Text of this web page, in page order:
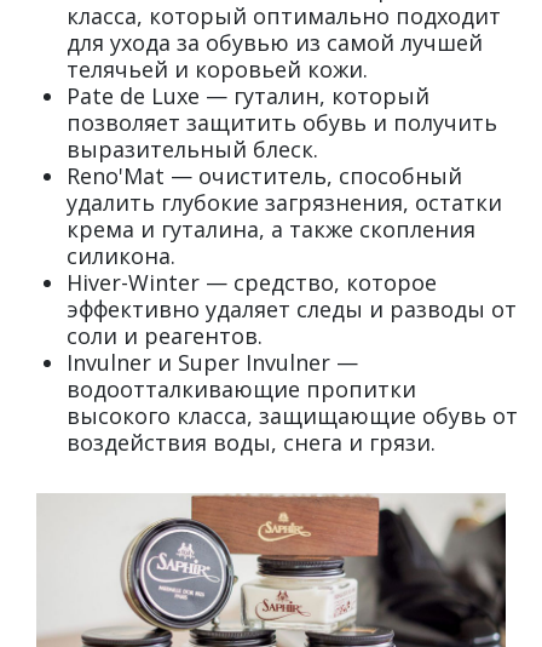
класса, который оптимально подходит
для ухода за обувью из самой лучшей
телячьей и коровьей кожи.
Pate de Luxe — гуталин, который
позволяет защитить обувь и получить
выразительный блеск.
Reno'Mat — очиститель, способный
удалить глубокие загрязнения, остатки
крема и гуталина, а также скопления
силикона.
Hiver-Winter — средство, которое
эффективно удаляет следы и разводы от
соли и реагентов.
Invulner и Super Invulner —
водоотталкивающие пропитки
высокого класса, защищающие обувь от
воздействия воды, снега и грязи.